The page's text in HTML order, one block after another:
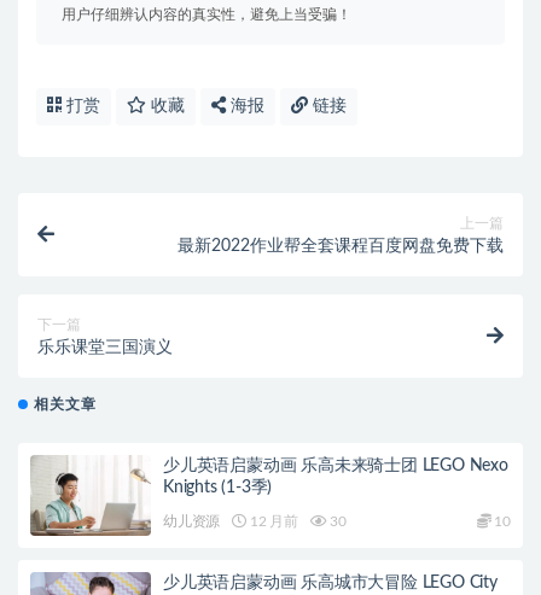
用户仔细辨认内容的真实性，避免上当受骗！
打赏 收藏 海报 链接
上一篇
最新2022作业帮全套课程百度网盘免费下载
下一篇
乐乐课堂三国演义
相关文章
少儿英语启蒙动画 乐高未来骑士团 LEGO Nexo
Knights (1-3季)
幼儿资源 12 月前 30 10
少儿英语启蒙动画 乐高城市大冒险 LEGO City